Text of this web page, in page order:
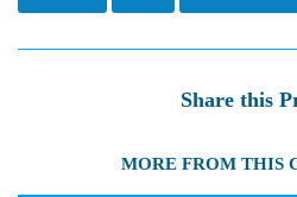
Share this
MORE FROM THIS